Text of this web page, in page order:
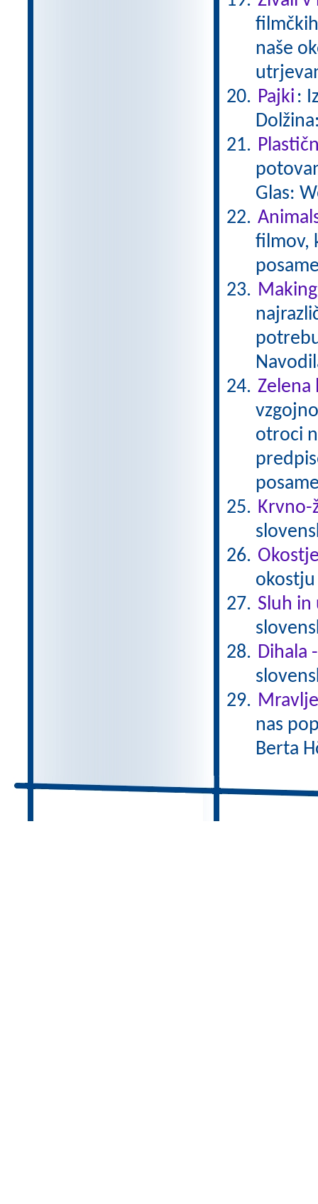
naše
Pajki :
Glas:
filmov,
Zelena
otroci
Krvno-
Sluh
Dihala
nas
Berta